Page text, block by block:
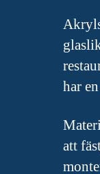
har
att